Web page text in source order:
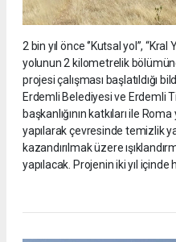
2 bin yıl önce ‘’Kutsal yol’’,
yolunun 2 kilometrelik
projesi çalışması başlatıldığı
Erdemli Belediyesi ve Erdemli
başkanlığının katkıları ile
yapılarak çevresinde temizlik
kazandırılmak üzere
yapılacak. Projenin iki yıl